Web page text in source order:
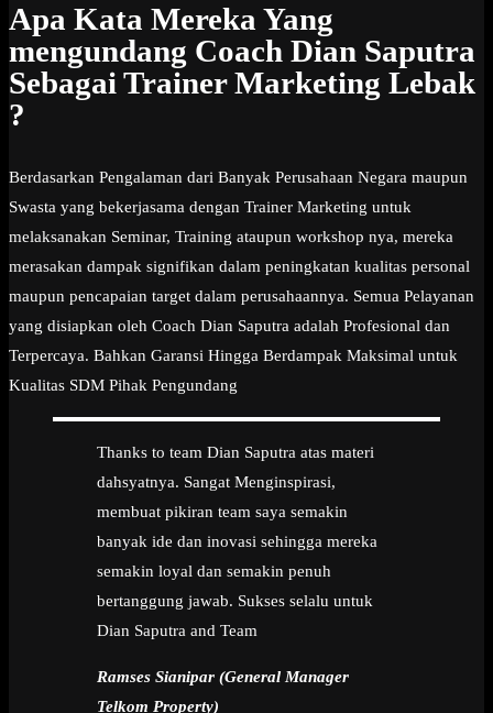
Apa Kata Mereka Yang
mengundang Coach Dian Saputra
Sebagai Trainer Marketing Lebak
?
Berdasarkan Pengalaman dari Banyak Perusahaan Negara maupun
Swasta yang bekerjasama dengan Trainer Marketing untuk
melaksanakan Seminar, Training ataupun workshop nya, mereka
merasakan dampak signifikan dalam peningkatan kualitas personal
maupun pencapaian target dalam perusahaannya. Semua Pelayanan
yang disiapkan oleh Coach Dian Saputra adalah Profesional dan
Terpercaya. Bahkan Garansi Hingga Berdampak Maksimal untuk
Kualitas SDM Pihak Pengundang
Thanks to team Dian Saputra atas materi
dahsyatnya. Sangat Menginspirasi,
membuat pikiran team saya semakin
banyak ide dan inovasi sehingga mereka
semakin loyal dan semakin penuh
bertanggung jawab. Sukses selalu untuk
Dian Saputra and Team
Ramses Sianipar (General Manager
Telkom Property)